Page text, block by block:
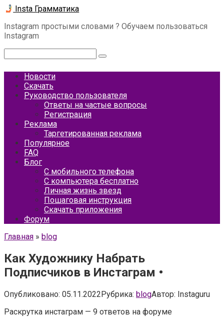
Перейти
контенту
Insta Грамматика
Instagram простыми словами ? Обучаем пользоваться
Instagram
Новости
Скачать
Руководство пользователя
Ответы на частые вопросы
Регистрация
Реклама
Таргетированная реклама
Популярное
FAQ
Блог
С мобильного телефона
С компьютера бесплатно
Личная жизнь звезд
Пошаговая инструкция
Скачать приложения
Форум
Главная » blog
Как Художнику Набрать
Подписчиков в Инстаграм •
Опубликовано: 05.11.2022Рубрика: blogАвтор: Instaguru
Раскрутка инстаграм — 9 ответов на форуме